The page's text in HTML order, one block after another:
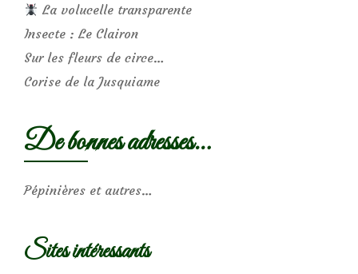
La volucelle transparente
Insecte : Le Clairon
Sur les fleurs de circe…
Corise de la Jusquiame
De bonnes adresses…
Pépinières et autres…
Sites intéressants